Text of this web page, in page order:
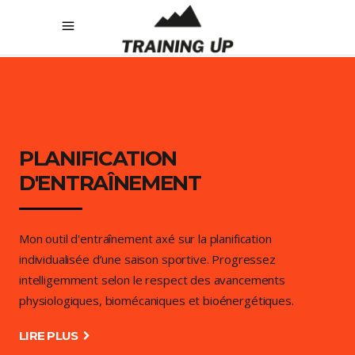
PLANIFICATION
D'ENTRAÎNEMENT
Mon outil d'entraînement axé sur la planification
individualisée d’une saison sportive. Progressez
intelligemment selon le respect des avancements
physiologiques, biomécaniques et bioénergétiques.
LIRE PLUS